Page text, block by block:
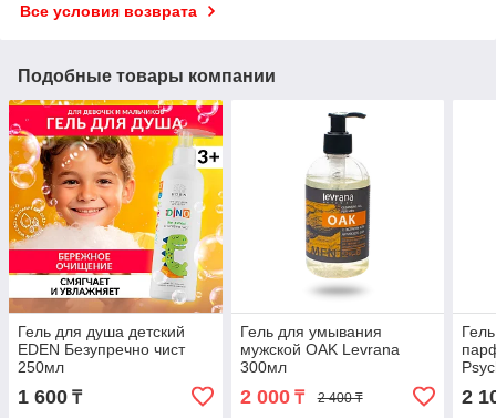
Все условия возврата
Подобные товары компании
Гель для душа детский
EDEN Безупречно чист
250мл
1 600 ₸
Гель для умывания
мужской OAK Levrana
300мл
2 000₸ 2 400 ₸ 2